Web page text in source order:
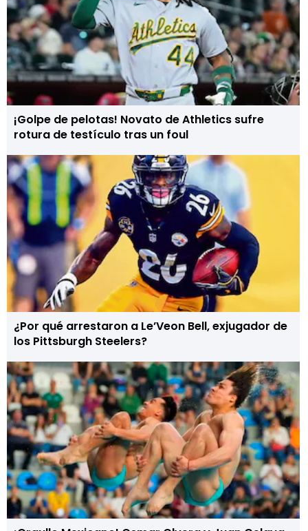
¡Golpe de pelotas! Novato de Athletics sufre
rotura de testículo tras un foul
¿Por qué arrestaron a Le’Veon Bell, exjugador de
los Pittsburgh Steelers?